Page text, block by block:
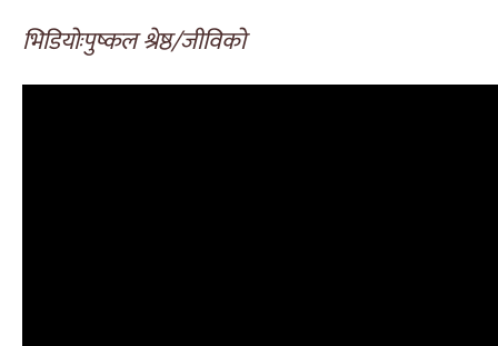
भिडियोःपुष्कल श्रेष्ठ/जीविको